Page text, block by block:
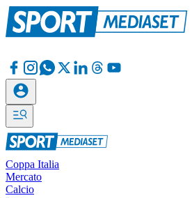
Coppa Italia
Mercato
Calcio